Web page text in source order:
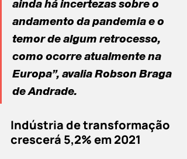
ainda há incertezas sobre o
andamento da pandemia e o
temor de algum retrocesso,
como ocorre atualmente na
Europa”, avalia Robson Braga
de Andrade.
Indústria de transformação
crescerá 5,2% em 2021